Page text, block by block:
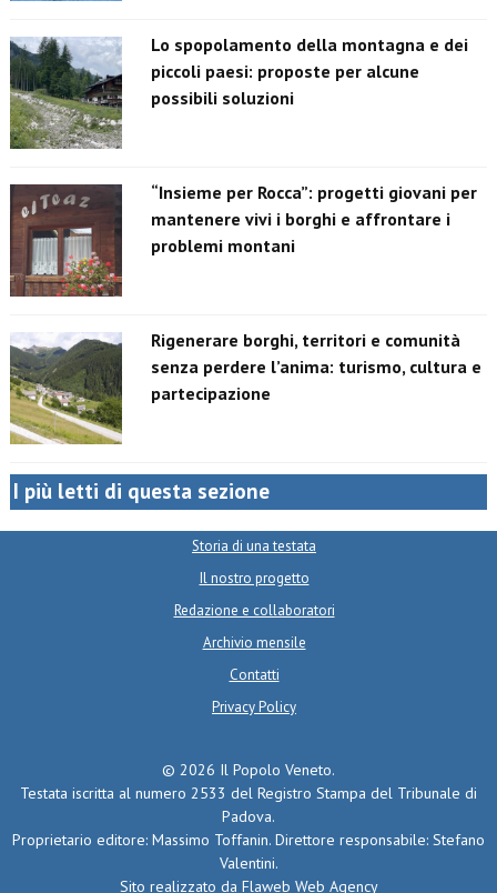
Lo spopolamento della montagna e dei
piccoli paesi: proposte per alcune
possibili soluzioni
“Insieme per Rocca”: progetti giovani per
mantenere vivi i borghi e affrontare i
problemi montani
Rigenerare borghi, territori e comunità
senza perdere l’anima: turismo, cultura e
partecipazione
I più letti di questa sezione
Storia di una testata
Il nostro progetto
Redazione e collaboratori
Archivio mensile
Contatti
Privacy Policy
© 2026 Il Popolo Veneto.
Testata iscritta al numero 2533 del Registro Stampa del Tribunale di
Padova.
Proprietario editore: Massimo Toffanin. Direttore responsabile: Stefano
Valentini.
Sito realizzato da Flaweb Web Agency